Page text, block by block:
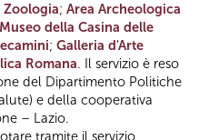
Zoologia; Area Archeologica
Museo della Casina delle
; Galleria d'Arte
Romana. Il servizio è reso
del Dipartimento Politiche
e della cooperativa
– Lazio.
tramite il servizio